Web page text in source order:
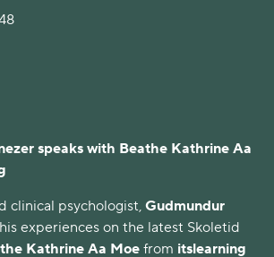
speaks with Beathe Kathrine Aa
clinical psychologist, Gudmundur
experiences on the latest Skoletid
Kathrine Aa Moe from itslearning